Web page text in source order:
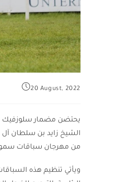
20 August, 2022
الشيخ زايد بن سلطان آل
من مهرجان سباقات سمو
ويأتي تنظيم هذه